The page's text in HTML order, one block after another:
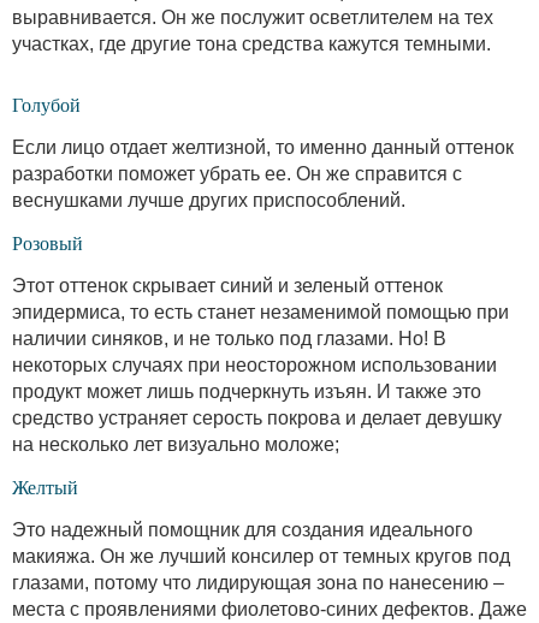
выравнивается. Он же послужит осветлителем на тех
участках, где другие тона средства кажутся темными.
Голубой
Если лицо отдает желтизной, то именно данный оттенок
разработки поможет убрать ее. Он же справится с
веснушками лучше других приспособлений.
Розовый
Этот оттенок скрывает синий и зеленый оттенок
эпидермиса, то есть станет незаменимой помощью при
наличии синяков, и не только под глазами. Но! В
некоторых случаях при неосторожном использовании
продукт может лишь подчеркнуть изъян. И также это
средство устраняет серость покрова и делает девушку
на несколько лет визуально моложе;
Желтый
Это надежный помощник для создания идеального
макияжа. Он же лучший консилер от темных кругов под
глазами, потому что лидирующая зона по нанесению –
места с проявлениями фиолетово-синих дефектов. Даже